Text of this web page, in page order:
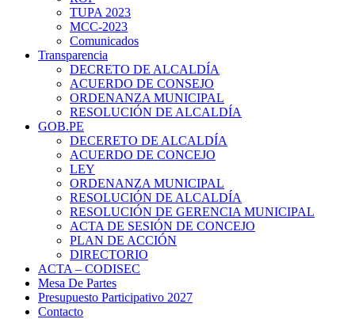
TUPA 2023
MCC-2023
Comunicados
Transparencia
DECRETO DE ALCALDÍA
ACUERDO DE CONSEJO
ORDENANZA MUNICIPAL
RESOLUCIÓN DE ALCALDÍA
GOB.PE
DECERETO DE ALCALDÍA
ACUERDO DE CONCEJO
LEY
ORDENANZA MUNICIPAL
RESOLUCIÓN DE ALCALDÍA
RESOLUCIÓN DE GERENCIA MUNICIPAL
ACTA DE SESIÓN DE CONCEJO
PLAN DE ACCIÓN
DIRECTORIO
ACTA – CODISEC
Mesa De Partes
Presupuesto Participativo 2027
Contacto